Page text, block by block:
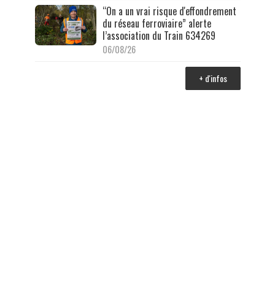
“On a un vrai risque d'effondrement
du réseau ferroviaire” alerte
l’association du Train 634269
06/08/26
+ d'infos